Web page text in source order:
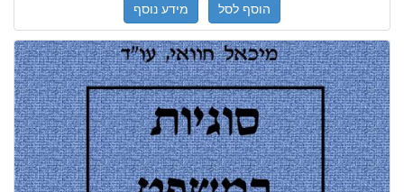
הוסף לסל מידע נוסף